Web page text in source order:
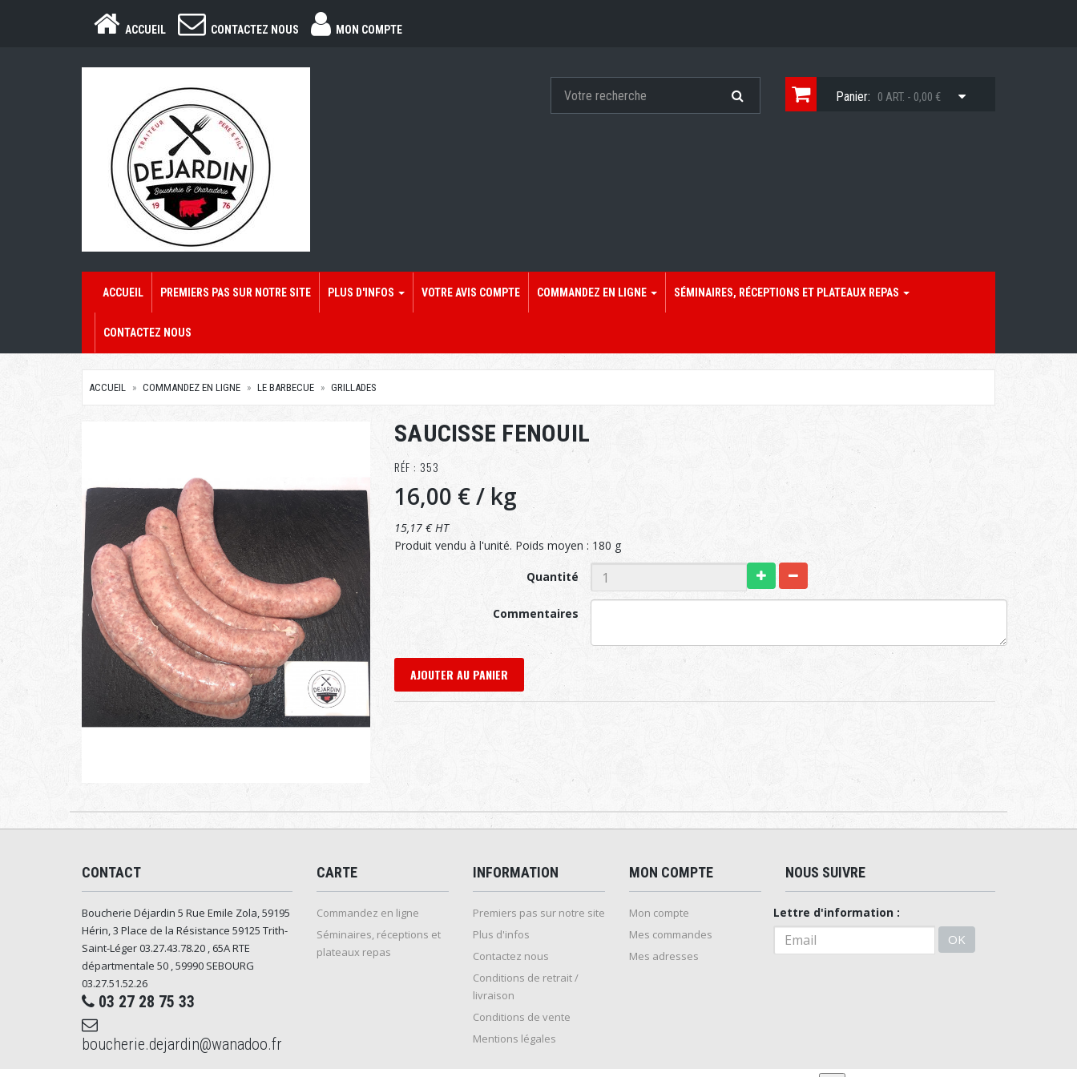
ACCUEIL CONTACTEZ NOUS MON COMPTE
Panier: 0 ART. - 0,00 €
ACCUEIL PREMIERS PAS SUR NOTRE SITE PLUS D'INFOS VOTRE AVIS COMPTE COMMANDEZ EN LIGNE SÉMINAIRES, RÉCEPTIONS ET PLATEAUX REPAS
CONTACTEZ NOUS
ACCUEIL COMMANDEZ EN LIGNE LE BARBECUE GRILLADES
SAUCISSE FENOUIL
RÉF : 353
16,00 €/ kg
15,17 € HT
Produit vendu à l'unité. Poids moyen : 180 g
Quantité
Commentaires
AJOUTER AU PANIER
CONTACT
Boucherie Déjardin 5 Rue Emile Zola, 59195
Hérin, 3 Place de la Résistance 59125 Trith-
Saint-Léger 03.27.43.78.20 , 65A RTE
départmentale 50 , 59990 SEBOURG
03.27.51.52.26
03 27 28 75 33
boucherie.dejardin@wanadoo.fr
CARTE
Commandez en ligne
Séminaires, réceptions et
plateaux repas
INFORMATION
Premiers pas sur notre site
Plus d'infos
Contactez nous
Conditions de retrait /
livraison
Conditions de vente
Mentions légales
MON COMPTE
Mon compte
Mes commandes
Mes adresses
NOUS SUIVRE
Lettre d'information :
OK